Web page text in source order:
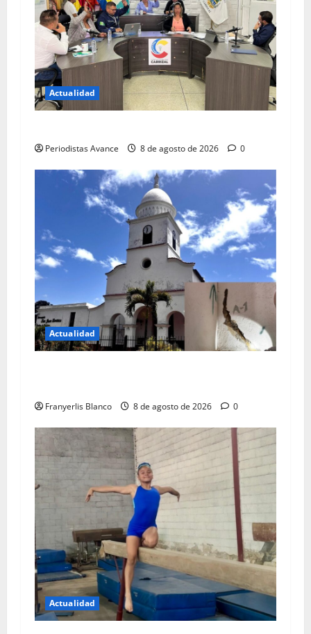
Actualidad
Periodistas Avance 8 de agosto de 2026 0
Actualidad
Franyerlis Blanco 8 de agosto de 2026 0
Actualidad